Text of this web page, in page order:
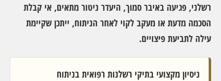
רשלני, פגיעה באיבר סמוך, היעדר ניטור מתאים, אי קבלת
הסכמה מדעת או מעקב לקוי לאחר הניתוח, ייתכן שקיימת
עילה לתביעת פיצויים.
ניסיון מקצועי בתיקי רשלנות רפואית בניתוח